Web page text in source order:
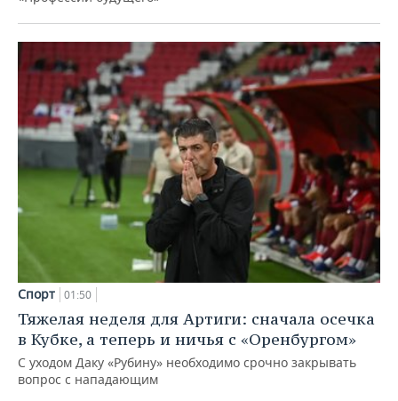
Спорт 01:50
Тяжелая неделя для Артиги: сначала осечка
в Кубке, а теперь и ничья с «Оренбургом»
С уходом Даку «Рубину» необходимо срочно закрывать
вопрос с нападающим